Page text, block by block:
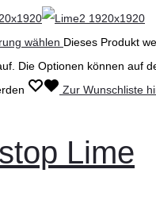
wählen Dieses Produkt
Die Optionen können auf
Zur Wunschliste
Lime